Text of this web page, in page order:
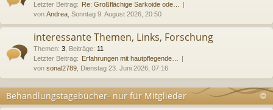
Letzter Beitrag: Re: Großflächige Sarkoide ode…
von Andrea , Sonntag 9. August 2026, 20:50
interessante Themen, Links, Forschung
Themen: 3 Beiträge: 11
Letzter Beitrag: Erfahrungen mit hautpflegende…
von sonal2789 , Dienstag 23. Juni 2026, 07:16
Behandlungstagebücher- nur für Mitglieder